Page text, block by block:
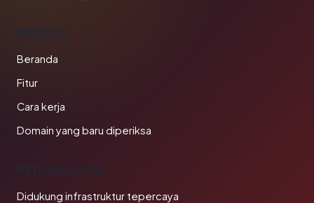
PRODUK
Beranda
Fitur
Cara kerja
Domain yang baru diperiksa
PERUSAHAAN
Didukung infrastruktur tepercaya